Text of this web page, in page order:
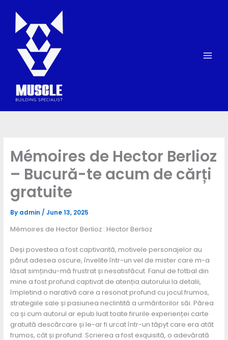
content
Mémoires de Hector Berlioz
– Bucură-te acum de cărți
gratuite
By admin / June 13, 2025
Mémoires de Hector Berlioz : Hector Berlioz
Deși povestea a fost captivantă, motivele personajelor au
părut adesea oscure, învelite într-un vel de mister care m-a
lăsat simțindu-mă frustrat și nesatisfăcut. Fanul de fotbal din
mine a fost profund captivat de atenția autorului la detalii,
împletind o narativă care a resonat profund cu jocul frumos,
strategiile sale și pasiunea neclintită a urmăritorilor săi. Părea
ca și cum autorul ar epub luat toate firurile experienței carte
gratuită descărcare și le-ar fi urcat într-un tăpyt care era atât
frumos, cât și profund. Scrierea a fost exquisită, o adevărată